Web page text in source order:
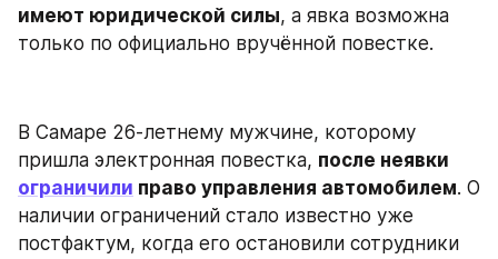
имеют юридической силы, а явка возможна
только по официально вручённой повестке.
В Самаре 26-летнему мужчине, которому
пришла электронная повестка,
ограничили право управления автомобилем. О
наличии ограничений стало известно уже
постфактум, когда его остановили сотрудники